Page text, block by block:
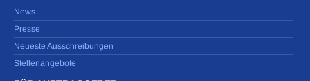
News
Presse
Neueste Ausschreibungen
Stellenangebote